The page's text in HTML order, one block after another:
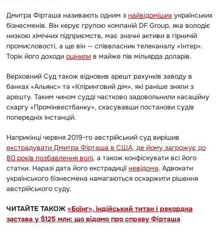
Дмитра Фірташа називають одним з найвідоміших українських
бізнесменів. Він керує групою компаній DF Group, яка володіє
низкою хімічних підприємств, має значні активи в гірничій
промисловості, а ще він — співвласник телеканалу «Інтер».
Торік його доходи оцінили в майже пів мільярда доларів.
Верховний Суд також відновив арешт рахунків заводу в
банках «Альянс» та «Кліринговий дім», які раніше зняли з
арешту. Таким чином судді частково задовольнили касаційну
скаргу «Промінвестбанку», скасувавши постанови судів
попередніх інстанцій.
Наприкінці червня 2019-го австрійський суд вирішив
екстрадувати Дмитра Фірташа в США, де йому загрожує до
80 років позбавлення волі, а також конфіскувати всі його
статки. Наразі дата його екстрадиції невідома. Адвокати
українського бізнесмена намагаються оскаржити рішення
австрійського суду.
ЧИТАЙТЕ ТАКОЖ «Боїнг», індійський титан і рекордна
застава у $125 млн: що відомо про справу Фірташа